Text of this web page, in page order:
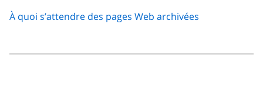
À quoi s’attendre des pages Web archivées